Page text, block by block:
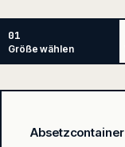
01
Größe wählen
Absetzcontainer